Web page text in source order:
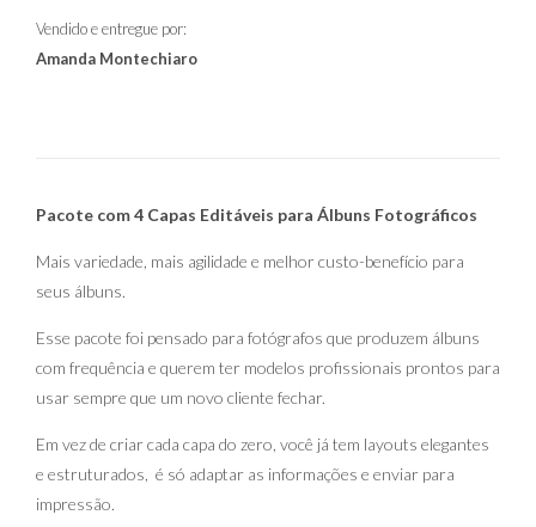
Vendido e entregue por:
Amanda Montechiaro
Pacote com 4 Capas Editáveis para Álbuns Fotográficos
Mais variedade, mais agilidade e melhor custo-benefício para
seus álbuns.
Esse pacote foi pensado para fotógrafos que produzem álbuns
com frequência e querem ter modelos profissionais prontos para
usar sempre que um novo cliente fechar.
Em vez de criar cada capa do zero, você já tem layouts elegantes
e estruturados, é só adaptar as informações e enviar para
impressão.